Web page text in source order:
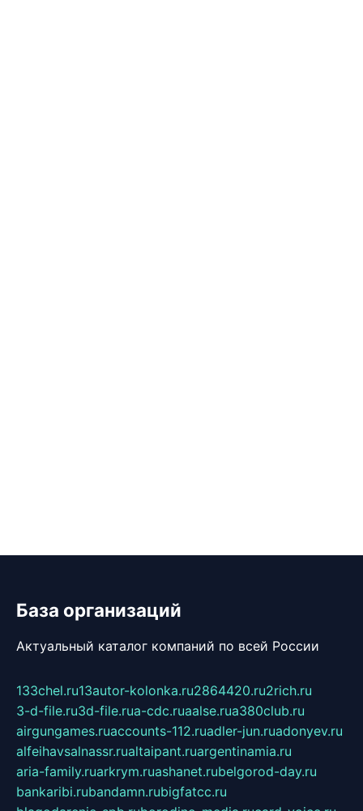
База организаций
Актуальный каталог компаний по всей России
133chel.ru13autor-kolonka.ru2864420.ru2rich.ru
3-d-file.ru3d-file.rua-cdc.ruaalse.rua380club.ru
airgungames.ruaccounts-112.ruadler-jun.ruadonyev.ru
alfeihavsalnassr.rualtaipant.ruargentinamia.ru
aria-family.ruarkrym.ruashanet.rubelgorod-day.ru
bankaribi.rubandamn.rubigfatcc.ru